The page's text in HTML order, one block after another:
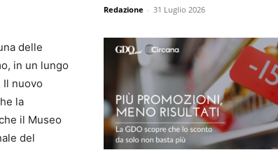
delle
in un lungo
nuovo
la
il Museo
del
Redazione - 31 Luglio 2026